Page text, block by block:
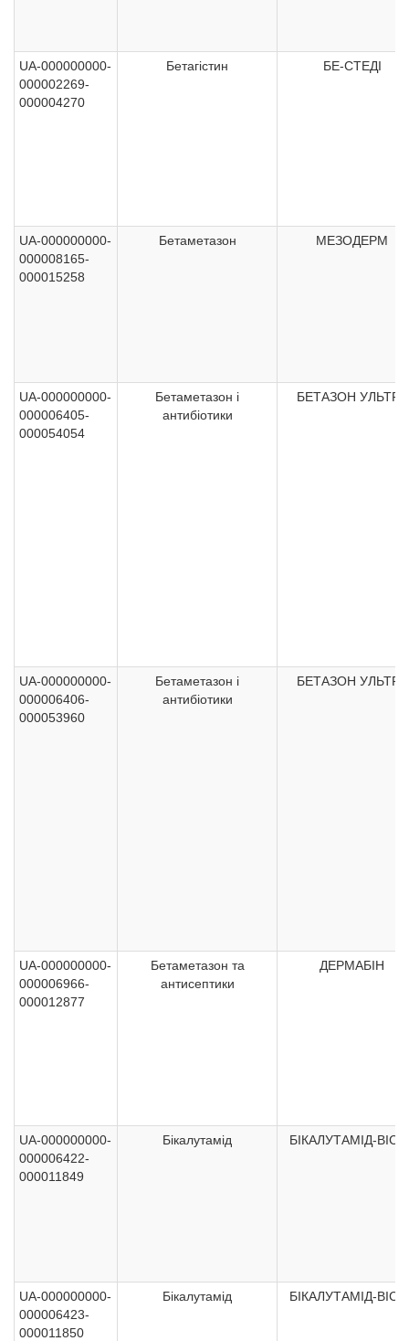
UA-000000000-
000002269-
000004270
Бетагістин БЕ-СТЕДІ
UA-000000000-
000008165-
000015258
Бетаметазон МЕЗОДЕРМ
UA-000000000-
000006405-
000054054
Бетаметазон і
антибіотики
БЕТАЗОН УЛЬТРА
UA-000000000-
000006406-
000053960
Бетаметазон і
антибіотики
БЕТАЗОН УЛЬТРА
UA-000000000-
000006966-
000012877
Бетаметазон та
антисептики
ДЕРМАБІН
UA-000000000-
000006422-
000011849
Бікалутамід БІКАЛУТАМІД-
UA-000000000-
000006423-
000011850
Бікалутамід БІКАЛУТАМІД-